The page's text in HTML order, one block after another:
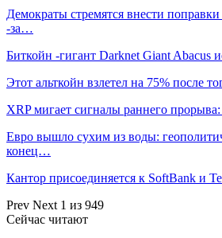
Демократы стремятся внести
-за…
Биткойн -гигант Darknet Giant Abacus
Этот альткойн взлетел на 75% после
XRP мигает сигналы раннего
Евро вышло сухим из воды:
конец…
Кантор присоединяется к SoftBank и
Prev Next 1 из 949
Сейчас читают